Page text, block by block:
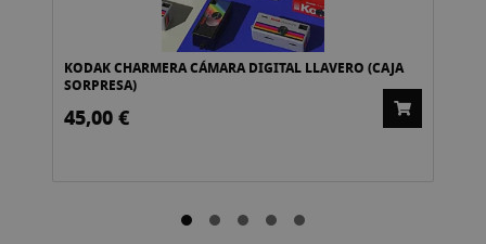
KODAK CHARMERA CÁMARA DIGITAL LLAVERO (CAJA
SORPRESA)
45,00 €